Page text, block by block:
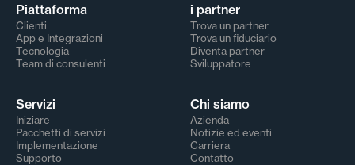
Piattaforma
Clienti
App e Integrazioni
Tecnologia
Team di consulenti
i partner
Trova un partner
Trova un fiduciario
Diventa partner
Sviluppatore
Servizi
Iniziare
Pacchetti di servizi
Implementazione
Supporto
Chi siamo
Azienda
Notizie ed eventi
Carriera
Contatto